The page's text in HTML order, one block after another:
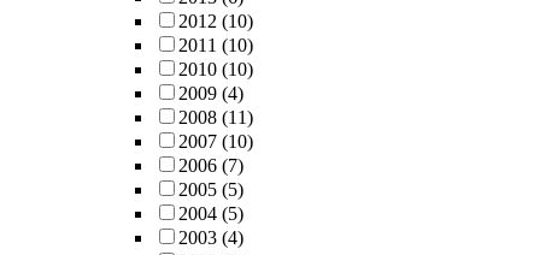
2012 (10)
2011 (10)
2010 (10)
2009 (4)
2008 (11)
2007 (10)
2006 (7)
2005 (5)
2004 (5)
2003 (4)